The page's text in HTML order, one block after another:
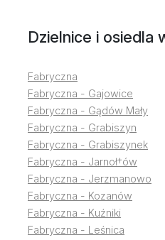
Dzielnice i osiedla
Fabryczna
Fabryczna - Gajowice
Fabryczna - Gądów Mały
Fabryczna - Grabiszyn
Fabryczna - Grabiszynek
Fabryczna - Jarnoł†ów
Fabryczna - Jerzmanowo
Fabryczna - Kozanów
Fabryczna - Kuźniki
Fabryczna - Leśnica